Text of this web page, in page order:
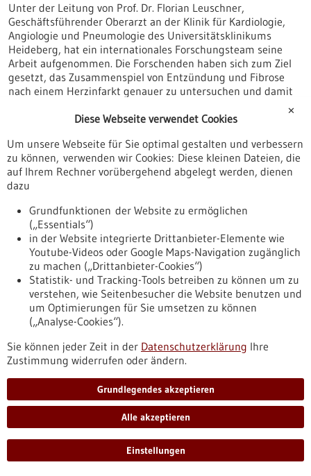
Unter der Leitung von Prof. Dr. Florian Leuschner,
Geschäftsführender Oberarzt an der Klinik für Kardiologie,
Angiologie und Pneumologie des Universitätsklinikums
Heideberg, hat ein internationales Forschungsteam seine
Arbeit aufgenommen. Die Forschenden haben sich zum Ziel
gesetzt, das Zusammenspiel von Entzündung und Fibrose
nach einem Herzinfarkt genauer zu untersuchen und damit
bw.de/fachbeitrag/pm/gute-zellen-schlechte-zellen-
einblicke-das-zusammenspiel-von-entzuendungen-und-
fibrose-nach-dem-herzinfarkt
Pressemitteilung - 25.02.2021
Neue Studie zeigt die Komplexität der
Immunität gegen SARS-CoV-2
Da keine beziehungsweise nur wenig wirksame
Behandlungsmethoden für COVID-19 verfügbar sind, wurde
in vielen Ländern die therapeutische Verwendung von
Blutplasma genesener Patienten zugelassen, in denen
Antikörper gegen das Coronavirus nachgewiesen wurden.
Aber nicht jede Art von Antikörper kann das Virus
neutralisieren und es somit inaktivieren.
bw.de/fachbeitrag/pm/neue-studie-zeigt-die-komplexitaet-
der-immunitaet-gegen-sars-cov-2
Pressemitteilung - 24.02.2021
Vermeintlich "stumme" Mutation mit
✕
Diese Webseite verwendet Cookies
Um unsere Webseite für Sie optimal gestalten und verbessern
zu können, verwenden wir Cookies: Diese kleinen Dateien, die
auf Ihrem Rechner vorübergehend abgelegt werden, dienen
dazu
Grundfunktionen der Website zu ermöglichen
(„Essentials“)
in der Website integrierte Drittanbieter-Elemente wie
Youtube-Videos oder Google Maps-Navigation zugänglich
zu machen („Drittanbieter-Cookies“)
Statistik- und Tracking-Tools betreiben zu können um zu
verstehen, wie Seitenbesucher die Website benutzen und
um Optimierungen für Sie umsetzen zu können
(„Analyse-Cookies“).
Sie können jeder Zeit in der Datenschutzerklärung Ihre
Zustimmung widerrufen oder ändern.
Grundlegendes akzeptieren
Alle akzeptieren
Einstellungen